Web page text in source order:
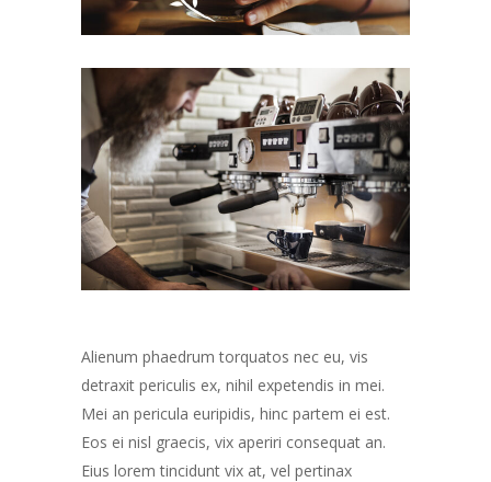
Alienum phaedrum torquatos nec eu, vis
detraxit periculis ex, nihil expetendis in mei.
Mei an pericula euripidis, hinc partem ei est.
Eos ei nisl graecis, vix aperiri consequat an.
Eius lorem tincidunt vix at, vel pertinax